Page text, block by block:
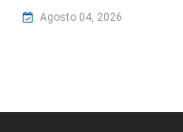
Agosto 04, 2026